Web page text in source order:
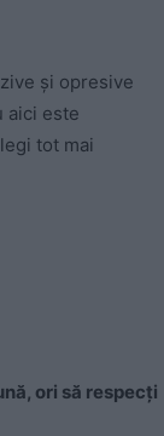
și opresive
aici este
tot mai
ori să respecți